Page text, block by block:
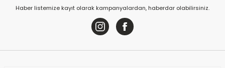
Haber listemize kayıt olarak kampanyalardan, haberdar olabilirsiniz.